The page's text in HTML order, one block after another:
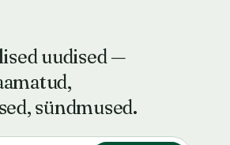
uudised —
sündmused.